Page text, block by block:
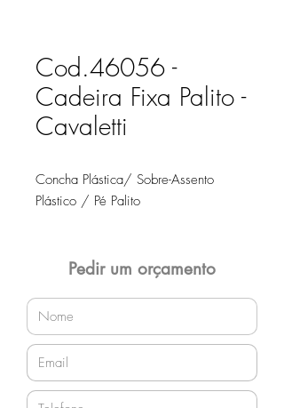
Cod.46056 -
Cadeira Fixa Palito -
Cavaletti
Concha Plástica/ Sobre-Assento
Plástico / Pé Palito
Pedir um orçamento